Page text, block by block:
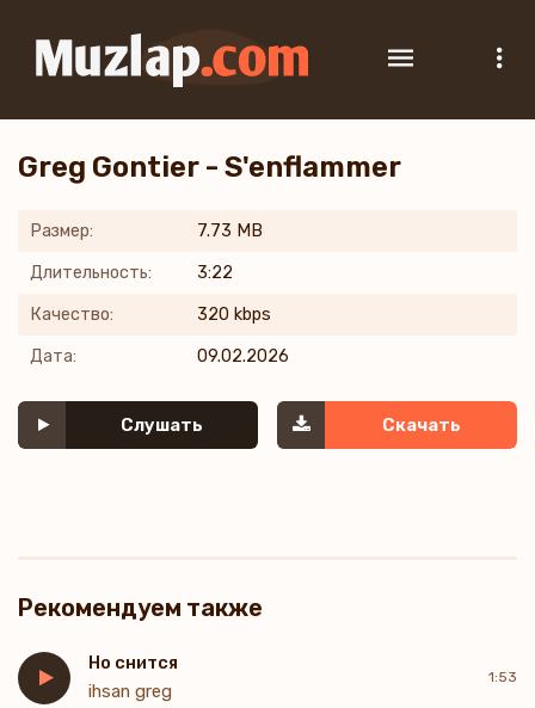
Greg Gontier - S'enflammer
Размер: 7.73 MB
Длительность: 3:22
Качество: 320 kbps
Дата: 09.02.2026
Слушать Скачать
Рекомендуем также
Но снится
ihsan greg
1:53